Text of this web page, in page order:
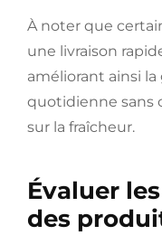
À noter que
une livraison
améliorant ainsi
quotidienne sans
sur la fraîcheur.
Évaluer
des